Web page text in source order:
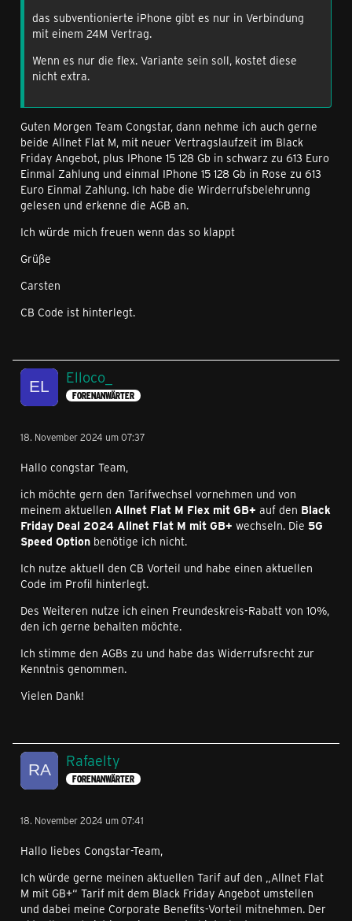
das subventionierte iPhone gibt es nur in Verbindung
mit einem 24M Vertrag.
Wenn es nur die flex. Variante sein soll, kostet diese
nicht extra.
Guten Morgen Team Congstar, dann nehme ich auch gerne
beide Allnet Flat M, mit neuer Vertragslaufzeit im Black
Friday Angebot, plus IPhone 15 128 Gb in schwarz zu 613 Euro
Einmal Zahlung und einmal IPhone 15 128 Gb in Rose zu 613
Euro Einmal Zahlung. Ich habe die Wirderrufsbelehrunng
gelesen und erkenne die AGB an.
Ich würde mich freuen wenn das so klappt
Grüße
Carsten
CB Code ist hinterlegt.
Elloco_
FORENANWÄRTER
18. November 2024 um 07:37
Hallo congstar Team,
ich möchte gern den Tarifwechsel vornehmen und von
meinem aktuellen Allnet Flat M Flex mit GB+ auf den Black
Friday Deal 2024 Allnet Flat M mit GB+ wechseln. Die 5G
Speed Option benötige ich nicht.
Ich nutze aktuell den CB Vorteil und habe einen aktuellen
Code im Profil hinterlegt.
Des Weiteren nutze ich einen Freundeskreis-Rabatt von 10%,
den ich gerne behalten möchte.
Ich stimme den AGBs zu und habe das Widerrufsrecht zur
Kenntnis genommen.
Vielen Dank!
Rafaelty
FORENANWÄRTER
18. November 2024 um 07:41
Hallo liebes Congstar-Team,
Ich würde gerne meinen aktuellen Tarif auf den „Allnet Flat
M mit GB+“ Tarif mit dem Black Friday Angebot umstellen
und dabei meine Corporate Benefits-Vorteil mitnehmen. Der